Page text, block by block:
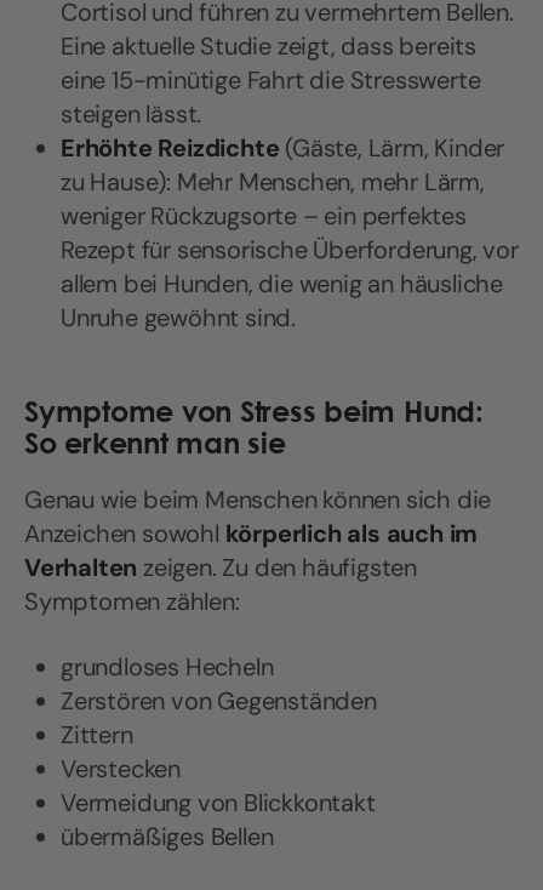
Cortisol und führen zu vermehrtem Bellen.
Eine aktuelle Studie zeigt, dass bereits
eine 15-minütige Fahrt die Stresswerte
steigen lässt.
Erhöhte Reizdichte (Gäste, Lärm, Kinder
zu Hause): Mehr Menschen, mehr Lärm,
weniger Rückzugsorte – ein perfektes
Rezept für sensorische Überforderung, vor
allem bei Hunden, die wenig an häusliche
Unruhe gewöhnt sind.
Symptome von Stress beim Hund:
So erkennt man sie
Genau wie beim Menschen können sich die
Anzeichen sowohl körperlich als auch im
Verhalten zeigen. Zu den häufigsten
Symptomen zählen:
grundloses Hecheln
Zerstören von Gegenständen
Zittern
Verstecken
Vermeidung von Blickkontakt
übermäßiges Bellen